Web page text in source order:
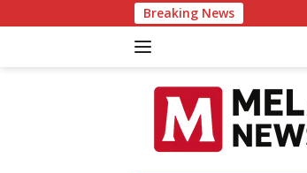
ke
Breaking News